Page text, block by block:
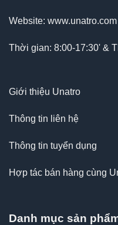
Website: www.unatro.com
Thời gian: 8:00-17:30' &
Giới thiệu Unatro
Thông tin liên hệ
Thông tin tuyển dụng
Hợp tác bán hàng cùng
Danh mục sản